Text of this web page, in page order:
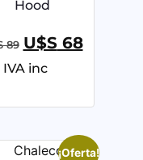
Hood
89 U$S68
IVA inc
¡Oferta!